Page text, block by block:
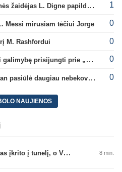
Pagrindinis Prancūzijos rinktinės žaidėjas L. Digne papildė PSG gretas 1
Messi mirusiam tėčiui Jorge 0
M. Rashfordui 0
F. Lopezas pakomentavo Rodri galimybę prisijungti prie „Barcelona“ ekipos 0
B. Guimaraesas: „D. Rice'as man pasiūlė daugiau nebekovoti tarpusavyje“ 0
NAUJIENOS
Brazilijoje įvartį šventęs žaidėjas įkrito į tunelį, o VAR įvartį atšaukė 8 min.